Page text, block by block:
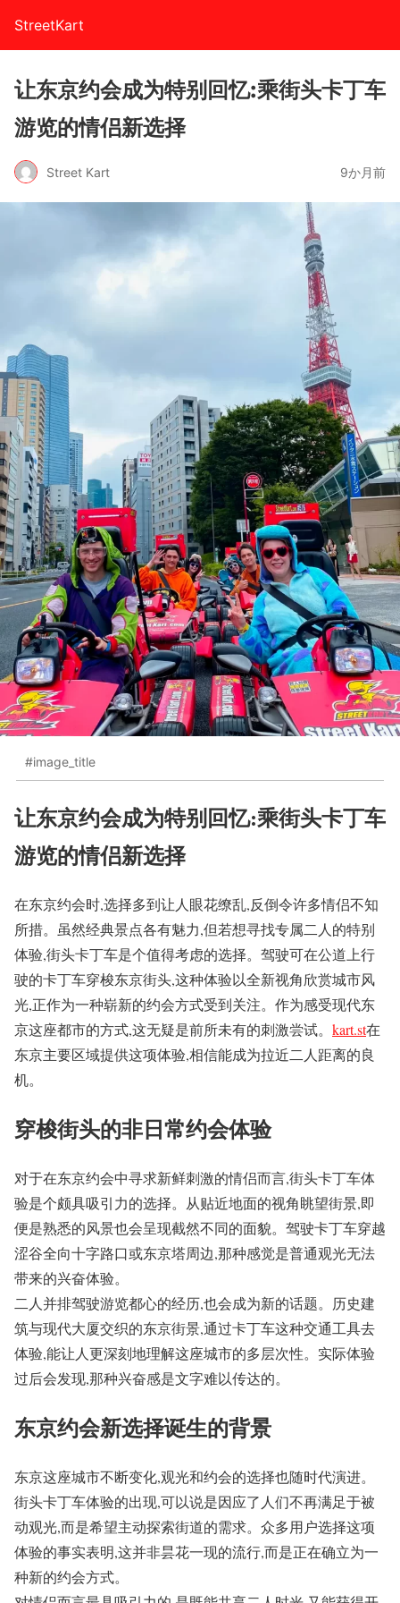
StreetKart
让东京约会成为特别回忆:乘街头卡丁车
游览的情侣新选择
Street Kart 9か月前
#image_title
让东京约会成为特别回忆:乘街头卡丁车
游览的情侣新选择
在东京约会时,选择多到让人眼花缭乱,反倒令许多情侣不知
所措。虽然经典景点各有魅力,但若想寻找专属二人的特别
体验,街头卡丁车是个值得考虑的选择。驾驶可在公道上行
驶的卡丁车穿梭东京街头,这种体验以全新视角欣赏城市风
光,正作为一种崭新的约会方式受到关注。作为感受现代东
京这座都市的方式,这无疑是前所未有的刺激尝试。 kart.st在
东京主要区域提供这项体验,相信能成为拉近二人距离的良
机。
穿梭街头的非日常约会体验
对于在东京约会中寻求新鲜刺激的情侣而言,街头卡丁车体
验是个颇具吸引力的选择。从贴近地面的视角眺望街景,即
便是熟悉的风景也会呈现截然不同的面貌。驾驶卡丁车穿越
涩谷全向十字路口或东京塔周边,那种感觉是普通观光无法
带来的兴奋体验。
二人并排驾驶游览都心的经历,也会成为新的话题。历史建
筑与现代大厦交织的东京街景,通过卡丁车这种交通工具去
体验,能让人更深刻地理解这座城市的多层次性。实际体验
过后会发现,那种兴奋感是文字难以传达的。
东京约会新选择诞生的背景
东京这座城市不断变化,观光和约会的选择也随时代演进。
街头卡丁车体验的出现,可以说是因应了人们不再满足于被
动观光,而是希望主动探索街道的需求。众多用户选择这项
体验的事实表明,这并非昙花一现的流行,而是正在确立为一
种新的约会方式。